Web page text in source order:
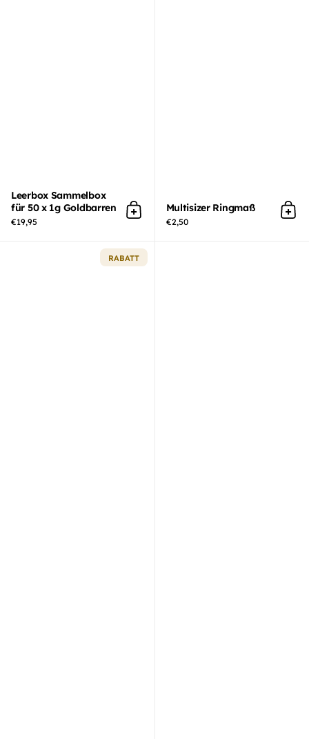
Leerbox Sammelbox
für 50 x 1g Goldbarren
€19,95 In den Warenkorb
Multisizer Ringmaß
€2,50 In
RABATT